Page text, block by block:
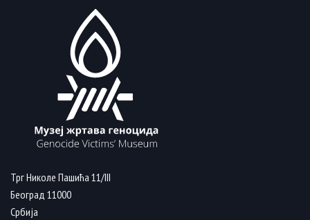
Трг Николе Пашића 11/III
Београд 11000
Србија